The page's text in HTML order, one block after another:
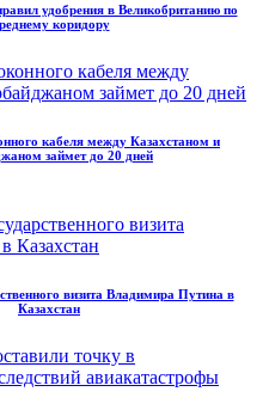
удобрения в Великобританию по
коридору
кабеля между Казахстаном и
займет до 20 дней
визита Владимира Путина в
Казахстан